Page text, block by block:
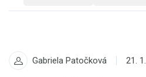
Gabriela Patočková 21. 1.